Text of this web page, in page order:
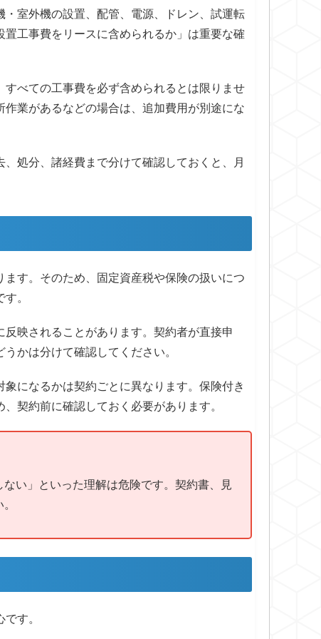
室外機の設置、配管、電源、ドレン、試運転
工事費をリースに含められるか」は重要な確
べての工事費を必ず含められるとは限りませ
業があるなどの場合は、追加費用が別途にな
処分、諸経費まで分けて確認しておくと、月
す。そのため、固定資産税や保険の扱いにつ
。
映されることがあります。契約者が直接申
かは分けて確認してください。
になるかは契約ごとに異なります。保険付き
契約前に確認しておく必要があります。
い」といった理解は危険です。契約書、見
す。